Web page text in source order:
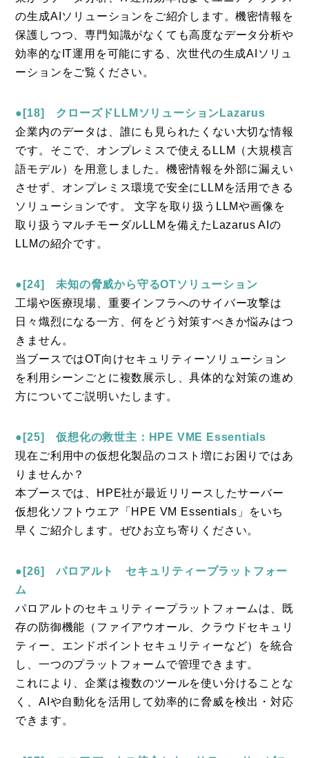
の生成AIソリューションをご紹介します。機密情報を
保護しつつ、専門知識がなくても高度なデータ分析や
効率的なIT運用を可能にする、次世代の生成AIソリュ
ーションをご覧ください。
●[18] クローズドLLMソリューションLazarus
企業内のデータは、誰にも見られたくない大切な情報
です。そこで、オンプレミスで使えるLLM（大規模言
語モデル）を用意しました。機密情報を外部に漏えい
させず、オンプレミス環境で安全にLLMを活用できる
ソリューションです。 文字を取り扱うLLMや画像を
取り扱うマルチモーダルLLMを備えたLazarus AIの
LLMの紹介です。
●[24] 未知の脅威から守るOTソリューション
工場や医療現場、重要インフラへのサイバー攻撃は
日々熾烈になる一方、何をどう対策すべきか悩みはつ
きません。
当ブースではOT向けセキュリティーソリューション
を利用シーンごとに複数展示し、具体的な対策の進め
方についてご説明いたします。
●[25] 仮想化の救世主：HPE VME Essentials
現在ご利用中の仮想化製品のコスト増にお困りではあ
りませんか？
本ブースでは、HPE社が最近リリースしたサーバー
仮想化ソフトウエア「HPE VM Essentials」をいち
早くご紹介します。ぜひお立ち寄りください。
●[26] パロアルト セキュリティープラットフォー
ム
パロアルトのセキュリティープラットフォームは、既
存の防御機能（ファイアウオール、クラウドセキュリ
ティー、エンドポイントセキュリティーなど）を統合
し、一つのプラットフォームで管理できます。
これにより、企業は複数のツールを使い分けることな
く、AIや自動化を活用して効率的に脅威を検出・対応
できます。